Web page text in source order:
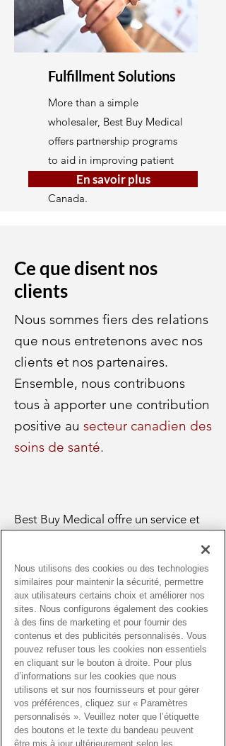
Fulfillment Solutions
More than a simple
wholesaler, Best Buy Medical
offers partnership programs
to aid in improving patient
outcomes throughout
Canada.
En savoir plus
Ce que disent nos
clients
Nous sommes fiers des relations
que nous entretenons avec nos
clients et nos partenaires.
Ensemble, nous contribuons
tous à apporter une contribution
positive au secteur canadien des
soins de santé.
Best Buy Medical offre un service et
distributeur dans le domaine de la
santé. Ils ont constamment prouvé
leur efficacité et leur efficience pour
répondre à nos besoins spécifiques,
car ils se montrent disposés à
modifier leurs propres procédures et
politiques afin de faciliter notre
processus. Leur équipe de service
client est toujours réactive et fournit
Nous utilisons des cookies ou des technologies
similaires pour maintenir la sécurité, permettre
aux utilisateurs certains choix et améliorer nos
sites. Nous configurons également des cookies
à des fins de marketing et pour fournir des
contenus et des publicités personnalisés. Vous
pouvez refuser tous les cookies non essentiels
en cliquant sur le bouton à droite. Pour plus
d’informations sur les cookies que nous
utilisons et sur nos fournisseurs et pour gérer
vos préférences, cliquez sur « Paramètres
personnalisés ». Veuillez noter que l’étiquette
des boutons et le texte du bandeau peuvent
être mis à jour ultérieurement selon les